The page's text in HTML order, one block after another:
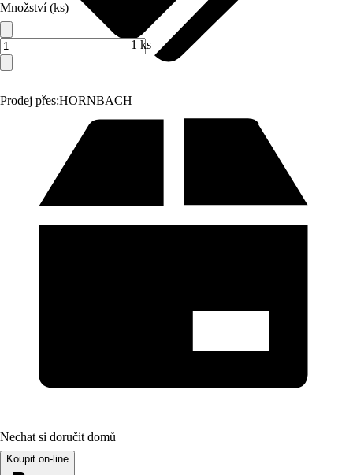
Prodej přes:HORNBACH
Množství (ks)
1 ks
Nechat si doručit domů
Koupit on-line